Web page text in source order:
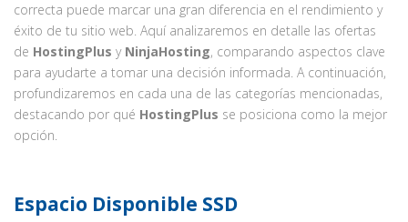
correcta puede marcar una gran diferencia en el rendimiento y
éxito de tu sitio web. Aquí analizaremos en detalle las ofertas
de HostingPlus y NinjaHosting, comparando aspectos clave
para ayudarte a tomar una decisión informada. A continuación,
profundizaremos en cada una de las categorías mencionadas,
destacando por qué HostingPlus se posiciona como la mejor
opción.
Espacio Disponible SSD